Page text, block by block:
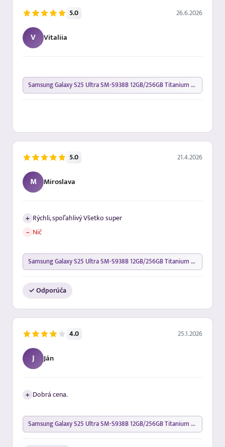
5.0 26.6.2026
V Vitaliia
Samsung Galaxy S25 Ultra SM-S938B 12GB/256GB Titanium Silverblue
5.0 21.4.2026
M Miroslava
+ Rýchli, spoľahlivý Všetko super
− Nič
Samsung Galaxy S25 Ultra SM-S938B 12GB/256GB Titanium Silverblue
✓ Odporúča
4.0 25.1.2026
J Ján
+ Dobrá cena.
Samsung Galaxy S25 Ultra SM-S938B 12GB/256GB Titanium Silverblue